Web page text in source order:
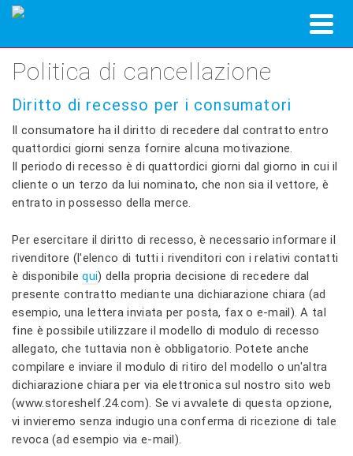
Politica di cancellazione
Diritto di recesso per i consumatori
Il consumatore ha il diritto di recedere dal contratto entro
quattordici giorni senza fornire alcuna motivazione.
Il periodo di recesso è di quattordici giorni dal giorno in cui il
cliente o un terzo da lui nominato, che non sia il vettore, è
entrato in possesso della merce.
Per esercitare il diritto di recesso, è necessario informare il
rivenditore (l'elenco di tutti i rivenditori con i relativi contatti
è disponibilequi) della propria decisione di recedere dal
presente contratto mediante una dichiarazione chiara (ad
esempio, una lettera inviata per posta, fax o e-mail). A tal
fine è possibile utilizzare il modello di modulo di recesso
allegato, che tuttavia non è obbligatorio. Potete anche
compilare e inviare il modulo di ritiro del modello o un'altra
dichiarazione chiara per via elettronica sul nostro sito web
(www.storeshelf.24.com). Se vi avvalete di questa opzione,
vi invieremo senza indugio una conferma di ricezione di tale
revoca (ad esempio via e-mail).